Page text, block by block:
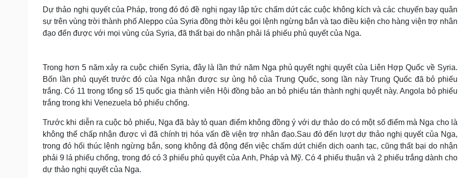
Dự thảo nghị quyết của Pháp, trong đó đó đề nghị ngay lập tức chấm dứt các cuộc không kích và các chuyến bay quân
sự trên vùng trời thành phố Aleppo của Syria đồng thời kêu gọi lệnh ngừng bắn và tạo điều kiện cho hàng viện trợ nhân
đạo đến được với mọi vùng của Syria, đã thất bại do nhận phải lá phiếu phủ quyết của Nga.
Trong hơn 5 năm xảy ra cuộc chiến Syria, đây là lần thứ năm Nga phủ quyết nghị quyết của Liên Hợp Quốc về Syria.
Bốn lần phủ quyết trước đó của Nga nhận được sự ủng hộ của Trung Quốc, song lần này Trung Quốc đã bỏ phiếu
trắng. Có 11 trong tổng số 15 quốc gia thành viên Hội đồng bảo an bỏ phiếu tán thành nghị quyết này. Angola bỏ phiếu
trắng trong khi Venezuela bỏ phiếu chống.
Trước khi diễn ra cuộc bỏ phiếu, Nga đã bày tỏ quan điểm không đồng ý với dự thảo do có một số điểm mà Nga cho là
không thể chấp nhận được vì đã chính trị hóa vấn đề viện trợ nhân đạo.Sau đó đến lượt dự thảo nghị quyết của Nga,
trong đó hối thúc lệnh ngừng bắn, song không đả động đến việc chấm dứt chiến dịch oanh tạc, cũng thất bại do nhận
phải 9 lá phiếu chống, trong đó có 3 phiếu phủ quyết của Anh, Pháp và Mỹ. Có 4 phiếu thuận và 2 phiếu trắng dành cho
dự thảo nghị quyết của Nga.